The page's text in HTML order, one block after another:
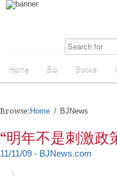
Home Bio Books
Browse: Home BJNews
“明年不是刺激政
11/11/09 - BJNews.com